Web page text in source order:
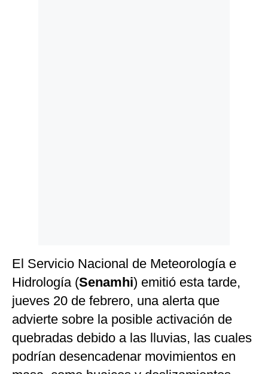
El Servicio Nacional de Meteorología e
Hidrología (Senamhi) emitió esta tarde,
jueves 20 de febrero, una alerta que
advierte sobre la posible activación de
quebradas debido a las lluvias, las cuales
podrían desencadenar movimientos en